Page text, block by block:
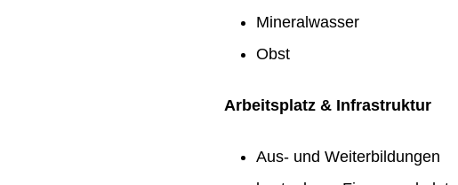
Mineralwasser
Obst
Arbeitsplatz & Infrastruktur
Aus- und Weiterbildungen